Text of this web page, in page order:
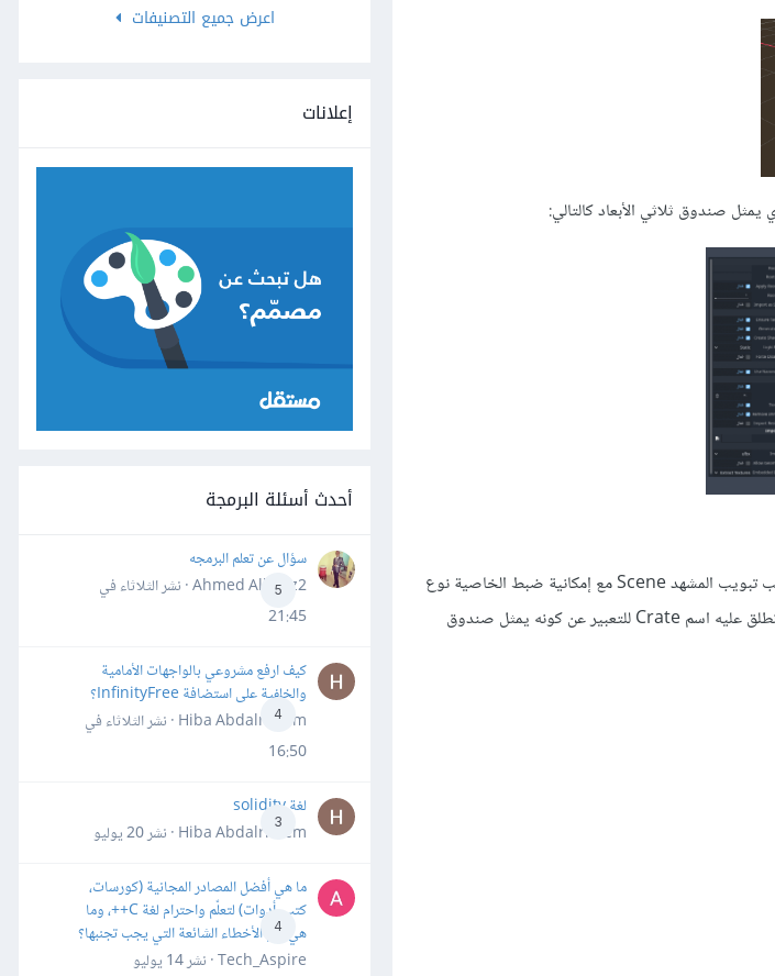
عند النقر على كائن ثلاثي الأبعاد يمكننا رؤية خيارات استيراد هذا الكائن في التبويب استيراد Import بجانب تبويب المشهد Scene مع إمكانية ضبط الخاصية نوع
ونطلق عليه اسم Crate للتعبير عن كونه يمثل صندوق
اعرض جميع التصنيفات
إعلانات
أحدث أسئلة البرمجة
5
سؤال عن تعلم البرمجه
Ahmed Alhafiz2 · نشر
الثلاثاء في
21:45
4
كيف ارفع مشروعي بالواجهات الأمامية
والخلفية على استضافة InfinityFree؟
Hiba Abdalrheem · نشر
الثلاثاء في
16:50
3
لغة solidity
Hiba Abdalrheem · نشر
20 يوليو
4
ما هي أفضل المصادر المجانية (كورسات،
كتب، أدوات) لتعلّم واحترام لغة C++، وما
هي أهم الأخطاء الشائعة التي يجب تجنبها؟
Tech_Aspire · نشر
14 يوليو